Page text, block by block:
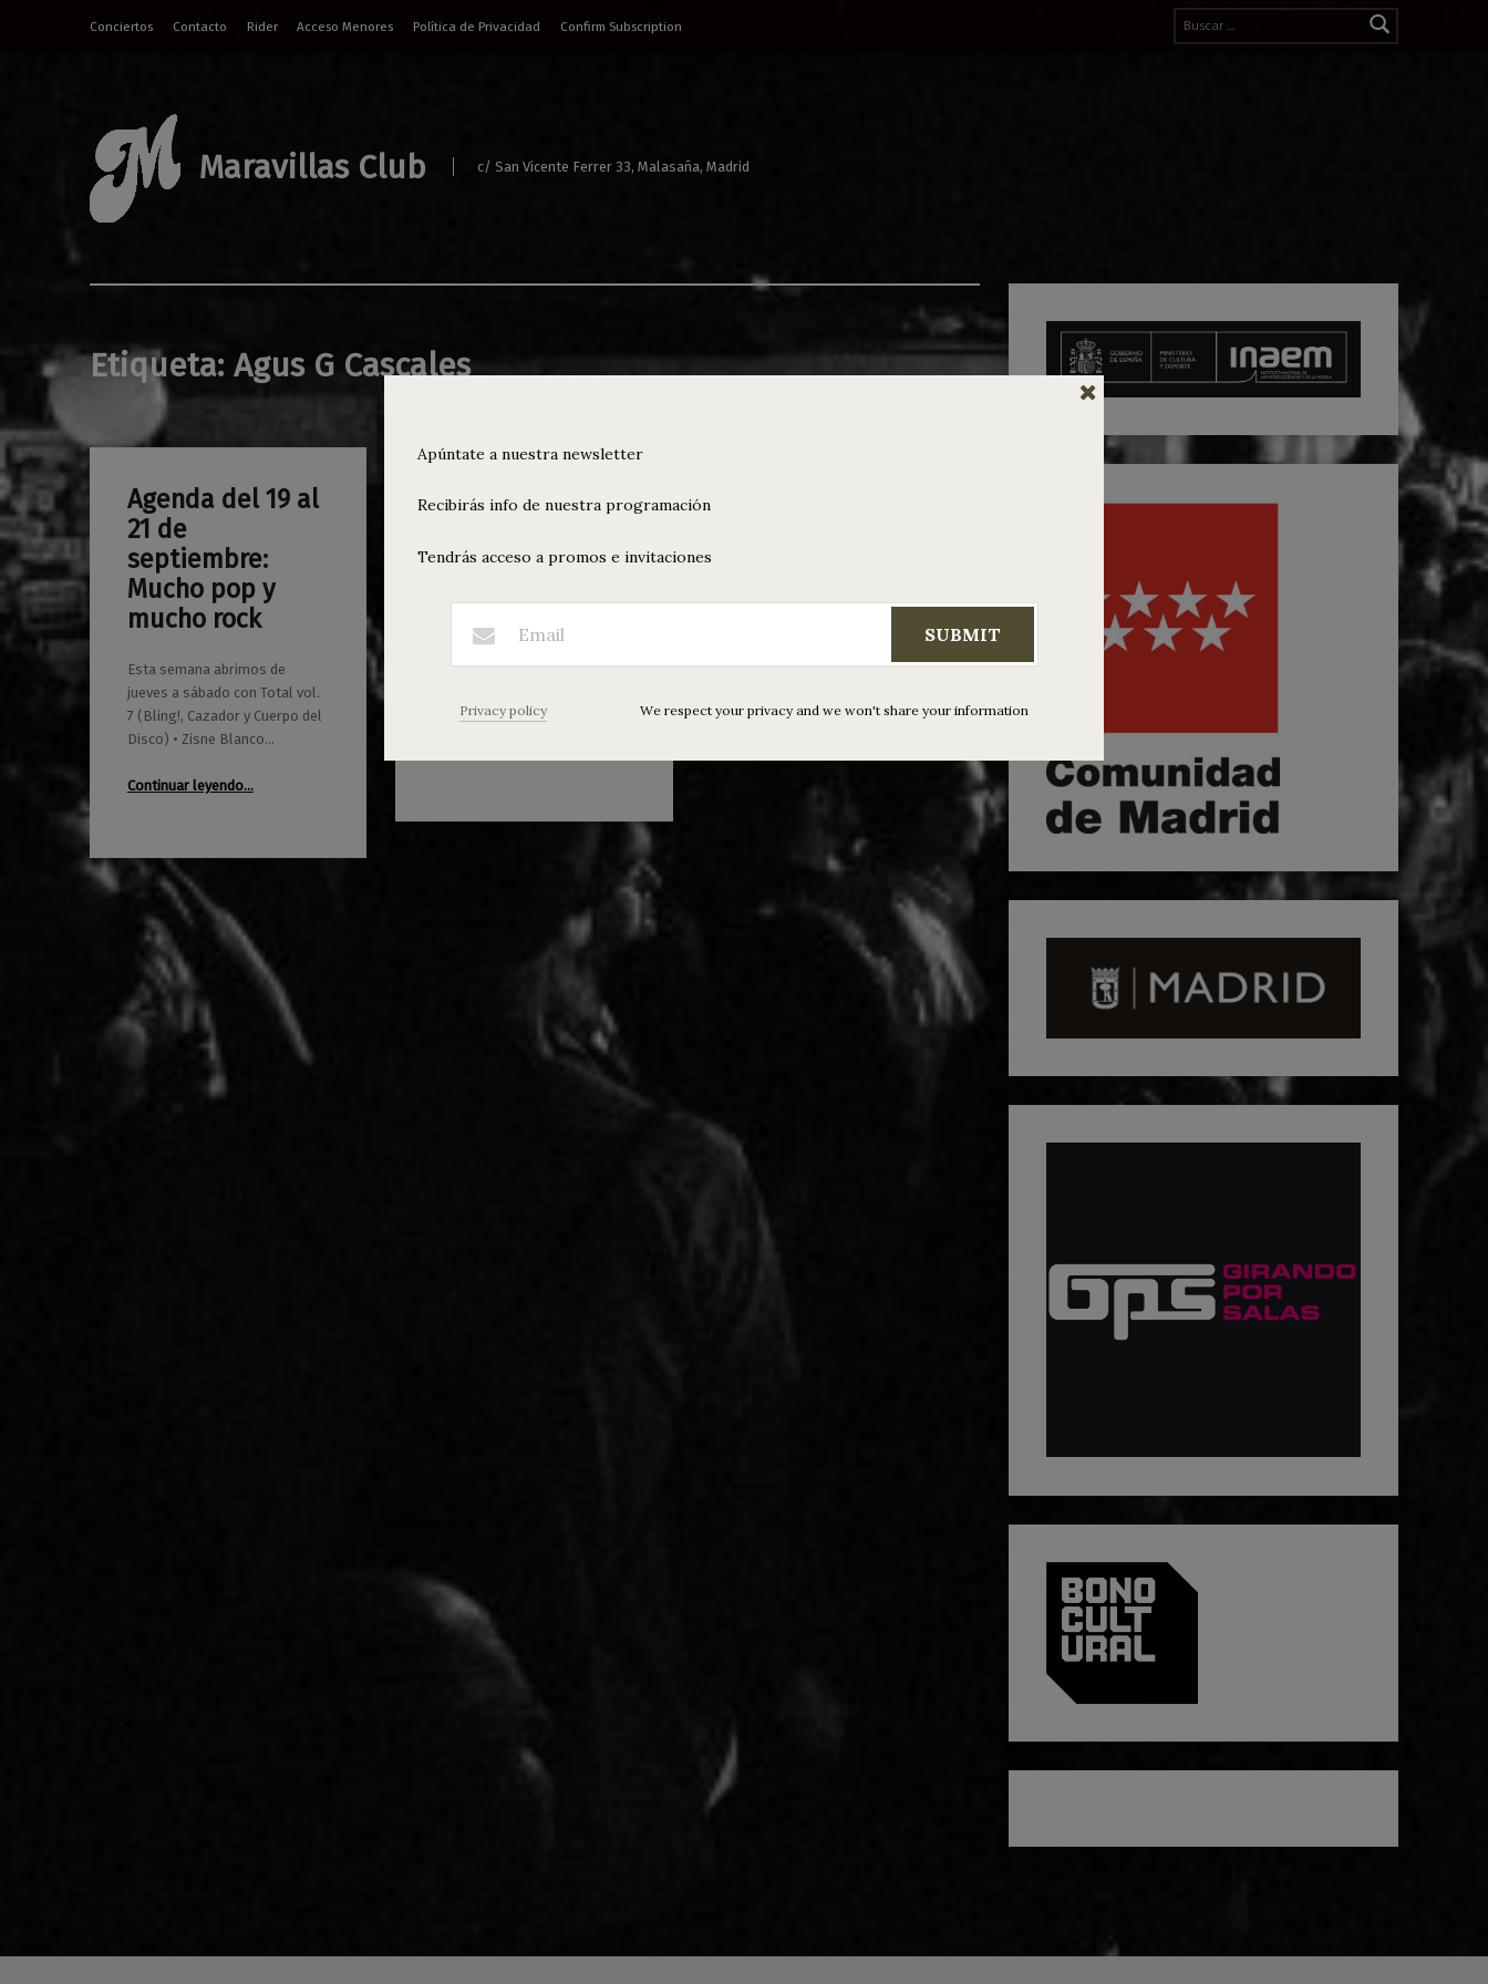
Buscar:
Conciertos
Contacto Rider Acceso Menores Política de Privacidad Confirm Subscription
Maravillas Club c/ San Vicente Ferrer 33, Malasaña, Madrid
Etiqueta: Agus G Cascales
Agenda del 19 al
21 de
septiembre:
Mucho pop y
mucho rock
Esta semana abrimos de
jueves a sábado con Total vol.
7 (Bling!, Cazador y Cuerpo del
Disco) • Zisne Blanco…
Continuar leyendo“Agenda del 19 al 21 de septiembre: Mucho pop y mucho rock”
…
17/09/2019
0
Maravillas
Daphne + Zisne
vol. 4
Viernes 1 de febrero >>
21.30 Daphne + Zisne Blanco
>> De 00.00 a…
28/01/2019
0
Maravillas
Apúntate a nuestra newsletter
Recibirás info de nuestra programación
Tendrás acceso a promos e invitaciones
SUBMIT
Privacy policy We respect your privacy and we won't share your information